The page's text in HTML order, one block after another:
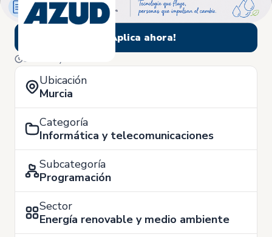
¡Aplica ahora!
8 de Mayo
Ubicación
Murcia
Categoría
Informática y telecomunicaciones
Subcategoría
Programación
Sector
Energía renovable y medio ambiente